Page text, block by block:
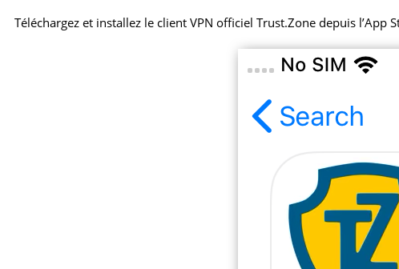
Téléchargez et installez le client VPN officiel Trust.Zone depuis l’App